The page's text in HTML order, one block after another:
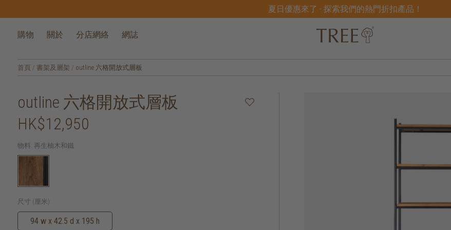
夏日優惠來了 - 探索我們的熱門折扣產品！
購物 關於 分店網絡 網誌
首頁 / 書架及層架 / outline 六格開放式層板
outline 六格開放式層板
HK$12,950
物料: 再生柚木和鐵
尺寸 (厘米):
94 w x 42.5 d x 195 h